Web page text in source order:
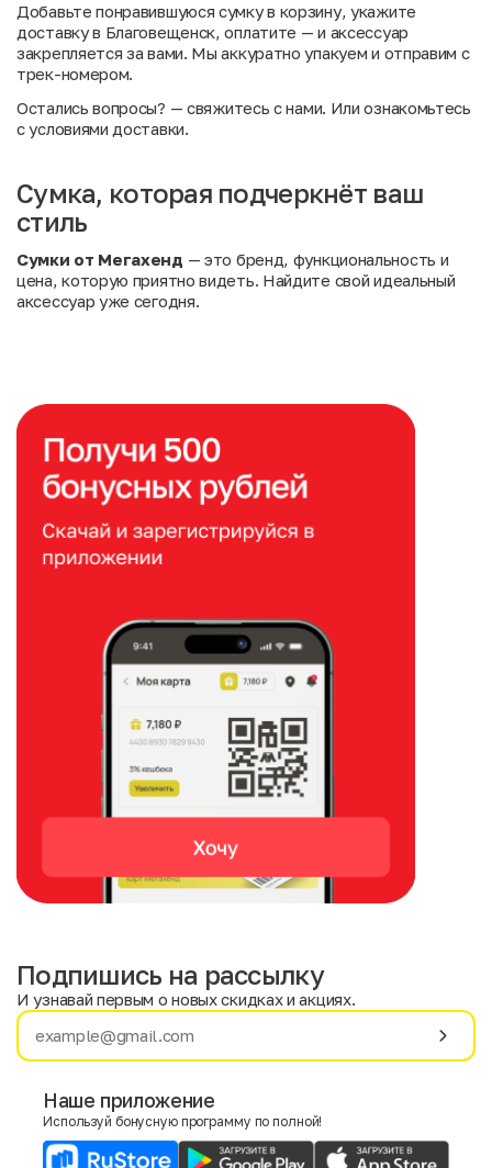
Добавьте понравившуюся сумку в корзину, укажите
доставку в Благовещенск, оплатите — и аксессуар
закрепляется за вами. Мы аккуратно упакуем и отправим с
трек-номером.
Остались вопросы? — свяжитесь с нами. Илиознакомьтесь
с условиями доставки.
Сумка, которая подчеркнёт ваш
стиль
Сумки от Мегахенд — это бренд, функциональность и
цена, которую приятно видеть. Найдите свой идеальный
аксессуар уже сегодня.
Имя
E-mail
Подпишись на рассылку
И узнавай первым о новых скидках и акциях.
Наше приложение
Используй бонусную программу по полной!